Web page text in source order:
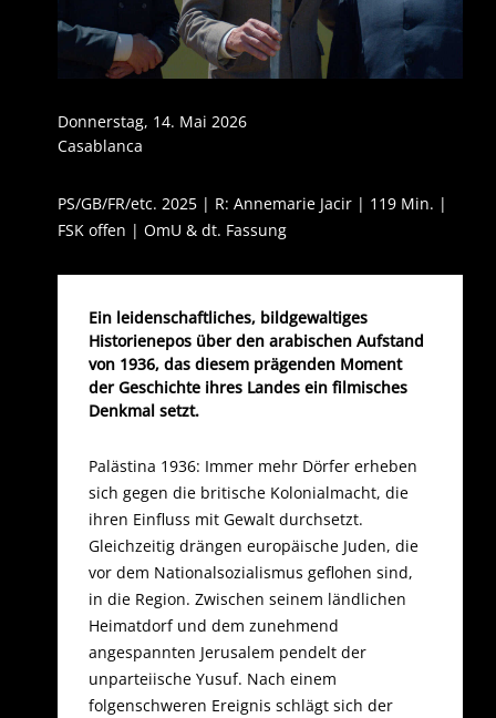
Ein leidenschaftliches, bildgewaltiges
Historienepos über den arabischen Aufstand
von 1936, das diesem prägenden Moment
der Geschichte ihres Landes ein filmisches
Denkmal setzt.
Palästina 1936: Immer mehr Dörfer erheben
sich gegen die britische Kolonialmacht, die
ihren Einfluss mit Gewalt durchsetzt.
Gleichzeitig drängen europäische Juden, die
vor dem Nationalsozialismus geflohen sind,
in die Region. Zwischen seinem ländlichen
Heimatdorf und dem zunehmend
angespannten Jerusalem pendelt der
unparteiische Yusuf. Nach einem
folgenschweren Ereignis schlägt sich der
Donnerstag, 14. Mai 2026
Casablanca
PS/GB/FR/etc. 2025 | R: Annemarie Jacir | 119 Min. |
FSK offen | OmU & dt. Fassung